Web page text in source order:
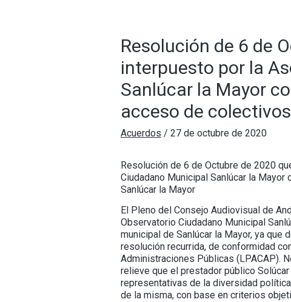
Resolución de 6 de
interpuesto por la
Sanlúcar la Mayor
acceso de
Acuerdos / 27 de octubre de 2020
Resolución de 6 de Octubre de 2020
Ciudadano Municipal Sanlúcar la
Sanlúcar la Mayor
El Pleno del Consejo Audiovisual de
Observatorio Ciudadano Municipal
municipal de Sanlúcar la Mayor, ya
resolución recurrida, de conformidad
Administraciones Públicas (LPACAP).
relieve que el prestador público
representativas de la diversidad
de la misma, con base en criterios